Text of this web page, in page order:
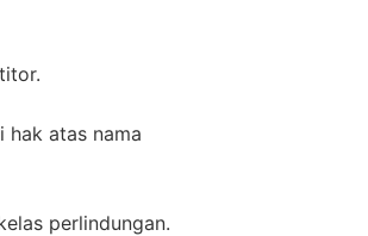
hak atas nama
perlindungan.